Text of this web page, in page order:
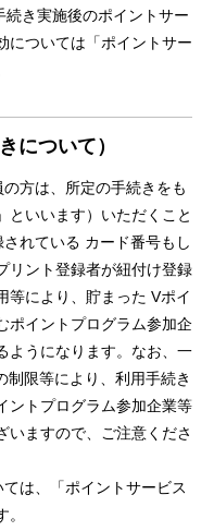
き実施後のポイントサー
については「ポイントサー
について）
方は、所定の手続きをも
といいます）いただくこと
れている カード番号もし
リント登録者が紐付け登録
等により、貯まった Vポイ
ポイントプログラム参加企
ようになります。なお、一
制限等により、利用手続き
ントプログラム参加企業等
いますので、ご注意くださ
は、「ポイントサービス